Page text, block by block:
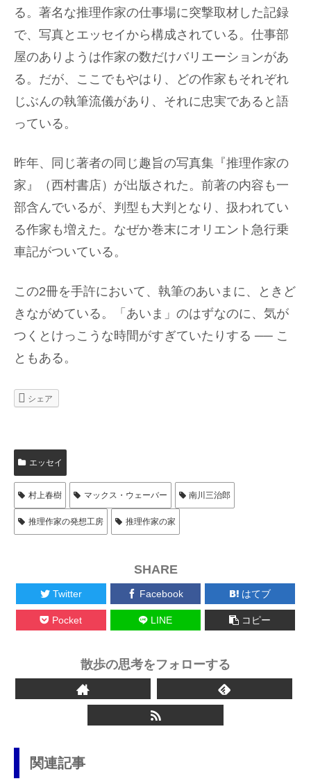
る。著名な推理作家の仕事場に突撃取材した記録
で、写真とエッセイから構成されている。仕事部
屋のありようは作家の数だけバリエーションがあ
る。だが、ここでもやはり、どの作家もそれぞれ
じぶんの執筆流儀があり、それに忠実であると語
っている。
昨年、同じ著者の同じ趣旨の写真集『推理作家の
家』（西村書店）が出版された。前著の内容も一
部含んでいるが、判型も大判となり、扱われてい
る作家も増えた。なぜか巻末にオリエント急行乗
車記がついている。
この2冊を手許において、執筆のあいまに、ときど
きながめている。「あいま」のはずなのに、気が
つくとけっこうな時間がすぎていたりする ── こ
ともある。
シェア
エッセイ
村上春樹 マックス・ウェーバー 南川三治郎
推理作家の発想工房 推理作家の家
SHARE
Twitter Facebook はてブ
Pocket LINE コピー
散歩の思考をフォローする
関連記事